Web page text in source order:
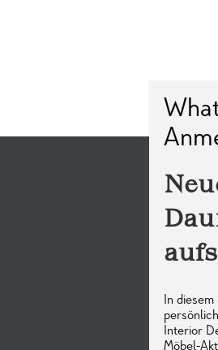
Kontakt
aufs
In diesem
persönliche
Daunenspiel
Outlet. Ein